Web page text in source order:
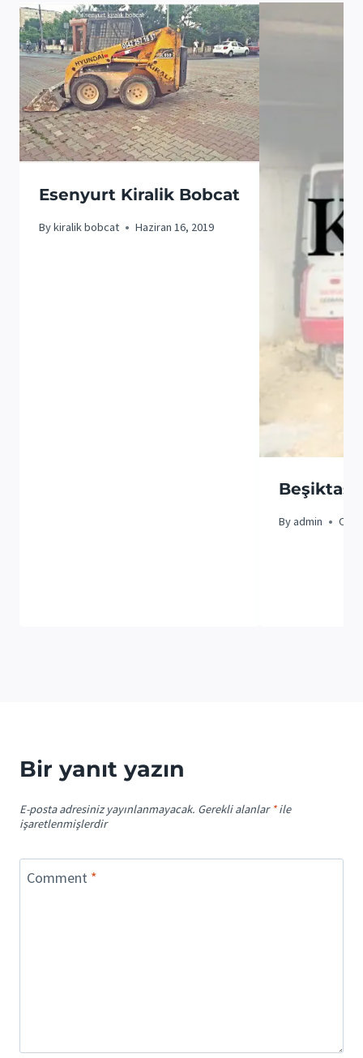
Esenyurt Kiralik Bobcat
Bykiralik bobcat Haziran 16, 2019
Beşiktaş
Byadmin
Bir yanıt yazın
E-posta adresiniz yayınlanmayacak. Gerekli alanlar *ile
işaretlenmişlerdir
Comment *